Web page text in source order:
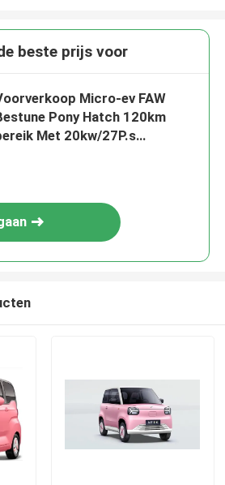
beste prijs voor
Micro-ev FAW
Pony Hatch 120km
Met 20kw/27P.s